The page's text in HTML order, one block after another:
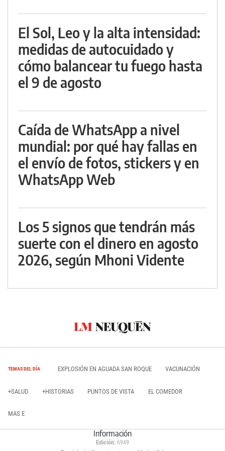
El Sol, Leo y la alta intensidad:
medidas de autocuidado y
cómo balancear tu fuego hasta
el 9 de agosto
Caída de WhatsApp a nivel
mundial: por qué hay fallas en
el envío de fotos, stickers y en
WhatsApp Web
Los 5 signos que tendrán más
suerte con el dinero en agosto
2026, según Mhoni Vidente
TEMAS DEL DÍA EXPLOSIÓN EN AGUADA SAN ROQUE VACUNACIÓN
+SALUD +HISTORIAS PUNTOS DE VISTA EL COMEDOR
MAS E
Información
Edición: 6949